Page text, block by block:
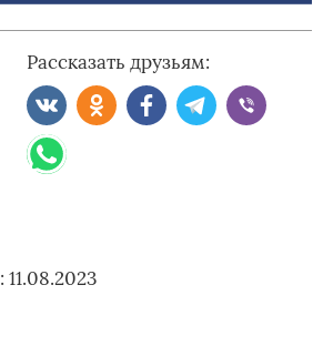
Рассказать друзьям: